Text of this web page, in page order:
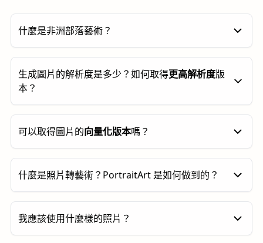
什麼是非洲部落藝術？
一，涵蓋數百個獨特文化和地區，擁有廣泛的風格、材
質與用途。這些作品——包括雕刻木製面具、具像雕
塑、儀式用具、紡織品以及身體裝飾——不僅僅是裝飾
社群的角色。此風格通常具有大膽的幾何抽象特色、對
重要特徵的誇張（例如放大頭部、眼睛或手部以傳達權
力或靈性意涵），並偏好對稱與重複。人形與動物形態
經常被風格化，而非自然寫實，反映出對象徵意義的重
視超越外觀相似度。像木頭、象牙、青銅、黏土與珠子
等材質使用時充滿深思熟慮，每件作品的視覺語言常與
祖先、神祇、大自然或生命週期的特定信仰密切相關。
此藝術深刻影響了20世紀西方的立體主義和表現主義等
生成圖片的解析度是多少？如何取得更高解析度版
本？
大」按鈕，將解析度提升至400 萬像素
可以取得圖片的向量化版本嗎？
單、邊緣清晰的圖片。向量圖可以在不失真的情況下放
大至非常高的解析度——只需點擊「向量化」按鈕即
什麼是照片轉藝術？PortraitArt 是如何做到的？
留原始內容與構圖的同時，加入藝術風格的呈現，例如
水彩、插畫或線條畫等。與一般商店販售的印刷品不
我應該使用什麼樣的照片？